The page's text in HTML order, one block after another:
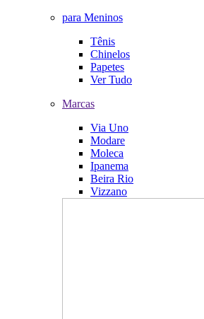
para Meninos
Tênis
Chinelos
Papetes
Ver Tudo
Marcas
Via Uno
Modare
Moleca
Ipanema
Beira Rio
Vizzano